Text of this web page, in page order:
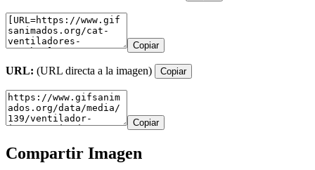
Copiar
URL: (URL directa a la imagen) Copiar
Copiar
Compartir Imagen